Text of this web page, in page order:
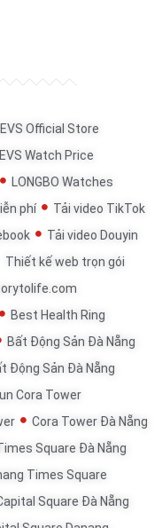
Official Store
Watch Price
LONGBO Watches
phí
Tải video TikTok
Tải video Douyin
Thiết kế web trọn gói
Best Health Ring
Bất Động Sản Đà Nẵng
Động Sản Đà Nẵng
Cora Tower
Cora Tower Đà Nẵng
Square Đà Nẵng
Times Square
Square Đà Nẵng